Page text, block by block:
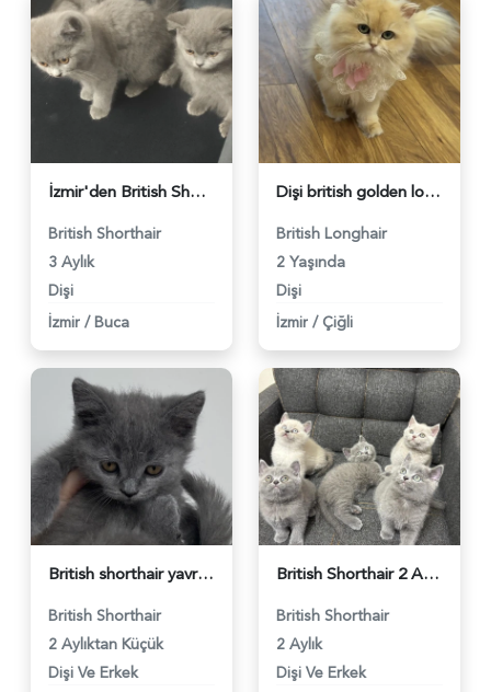
İzmir'den British Shorthair 3 Aylık - 4715
British Shorthair
3 Aylık
Dişi
İzmir / Buca
Dişi british golden longhair kedim için eş arıyorum - 4604
British Longhair
2 Yaşında
Dişi
İzmir / Çiğli
British shorthair yavru - 4570
British Shorthair
2 Aylıktan Küçük
Dişi Ve Erkek
British Shorthair 2 Aylık Yuva Arıyor - 4545
British Shorthair
2 Aylık
Dişi Ve Erkek